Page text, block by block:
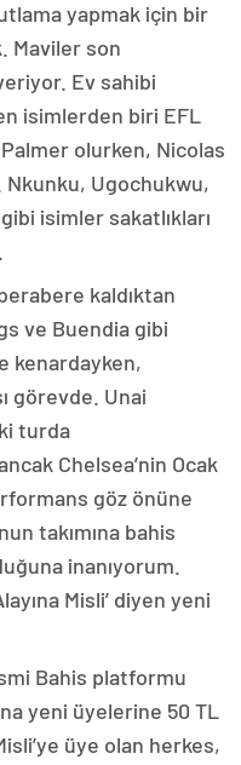
yapmak için bir
Maviler son
Ev sahibi
isimlerden biri EFL
olurken, Nicolas
Ugochukwu,
isimler sakatlıkları
kaldıktan
ve Buendia gibi
kenardayken,
görevde. Unai
turda
Chelsea’nin Ocak
göz önüne
takımına bahis
inanıyorum.
Misli’ diyen yeni
Bahis platformu
yeni üyelerine 50 TL
üye olan herkes,